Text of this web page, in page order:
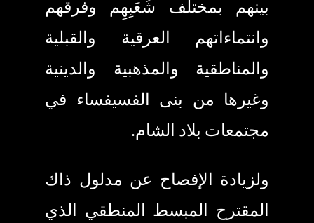
بينهم بمختلف شُعَبِهِم وفرقهم
وانتماءاتهم العرقية والقبلية
والمناطقية والمذهبية والدينية
وغيرها من بنى الفسيفساء في
مجتمعات بلاد الشام.
ولزيادة الإفصاح عن مدلول ذاك
المقترح المبسط المنطقي الذي